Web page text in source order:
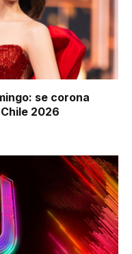
se corona
2026